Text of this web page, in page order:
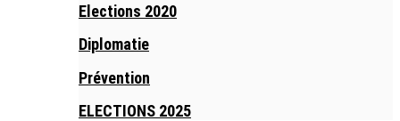
Elections 2020
Diplomatie
Prévention
ELECTIONS 2025